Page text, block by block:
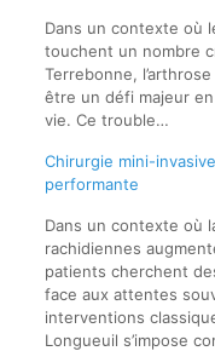
Dans un contexte où
touchent un nombre
Terrebonne,
être un défi majeur
vie. Ce trouble…
Chirurgie mini-
performante
Dans un contexte où
rachidiennes
patients cherchent
face aux attentes
interventions
Longueuil s’impose